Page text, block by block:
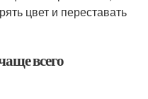
цвет и переставать
всего